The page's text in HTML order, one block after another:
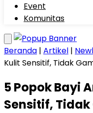
Event
Komunitas
Beranda | Artikel |
Kulit Sensitif, Tidak
5 Popok Bayi
Sensitif,